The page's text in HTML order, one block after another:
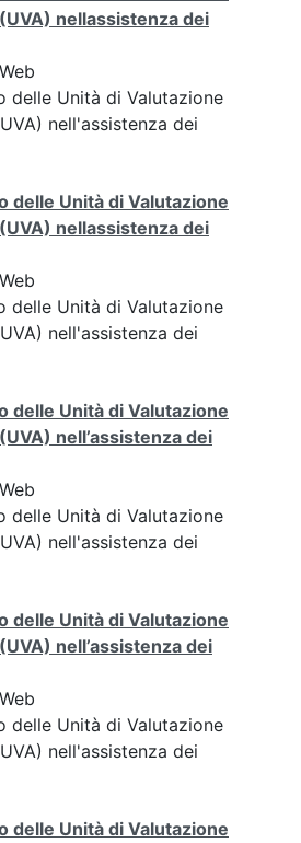
(UVA) nellassistenza dei
delle Unità di Valutazione
nell'assistenza dei
delle Unità di Valutazione
(UVA) nellassistenza dei
delle Unità di Valutazione
nell'assistenza dei
delle Unità di Valutazione
(UVA) nell’assistenza dei
delle Unità di Valutazione
nell'assistenza dei
delle Unità di Valutazione
(UVA) nell’assistenza dei
delle Unità di Valutazione
nell'assistenza dei
delle Unità di Valutazione